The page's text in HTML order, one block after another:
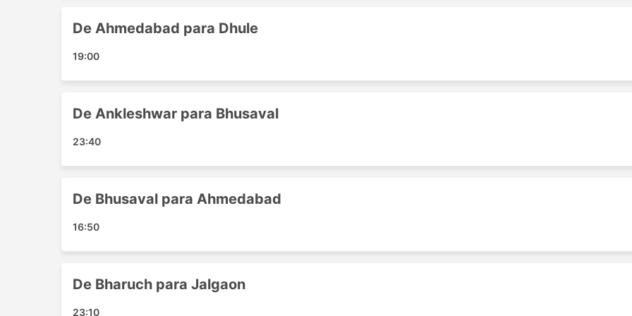
Bhusaval - Ahmedabad
Bharuch - Jalgaon
Bhusaval - Vadodara
Ahmedabad - Jalgaon
Surat - Jalgaon
Vadodara - Bhusaval
Bhusaval - Surat
Surat - Bhusaval
De Ahmedabad para Dhule
19:00
De Ankleshwar para Bhusaval
23:40
De Bhusaval para Ahmedabad
16:50
De Bharuch para Jalgaon
23:10